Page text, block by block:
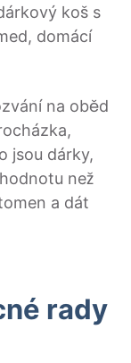
koš s
domácí
na oběd
jsou dárky,
než
a dát
rady